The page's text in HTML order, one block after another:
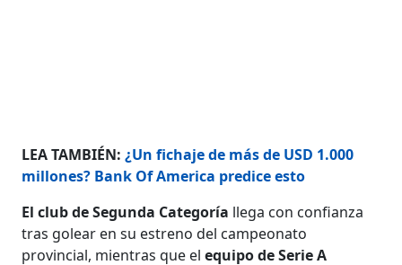
LEA TAMBIÉN:¿Un fichaje de más de USD 1.000
millones? Bank Of America predice esto
El club de Segunda Categoría llega con confianza
tras golear en su estreno del campeonato
provincial, mientras que elequipo de Serie A